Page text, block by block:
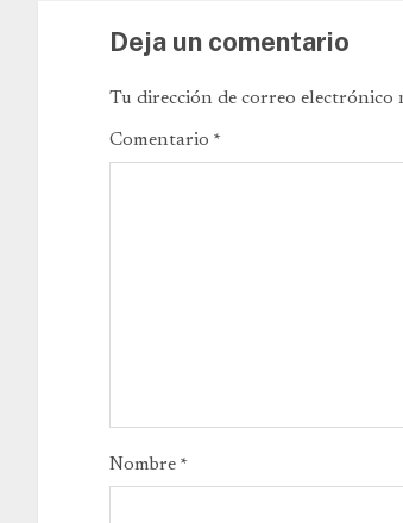
Deja un comentario
Tu dirección de correo electrónico
Comentario *
Nombre *